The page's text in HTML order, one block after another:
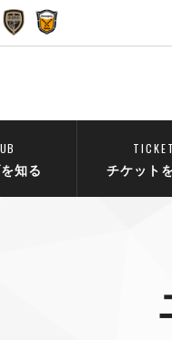
知る
TICKET
チケット